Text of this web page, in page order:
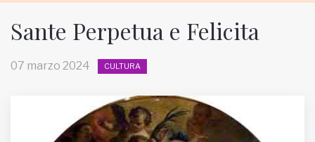
Sante Perpetua e Felicita
07 marzo 2024 CULTURA